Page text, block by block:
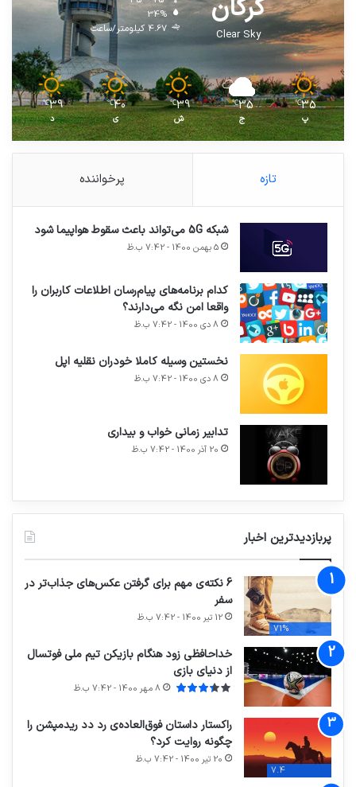
گرگان
Clear Sky
34%
4.67 کیلومتر/ساعت
35
℃
پ
35
℃
ج
39
℃
ش
40
℃
ی
39
℃
د
تازه پرخواننده
شبکه 5G می‌تواند باعث سقوط هواپیما شود
5 بهمن 1400 - 7:42 ب.ظ
کدام برنامه‌های پیام‌رسان اطلاعات کاربران را
واقعا امن نگه می‌دارند؟
8 دی 1400 - 7:42 ب.ظ
نخستین وسیله کاملا خودران نقلیه اپل
8 دی 1400 - 7:42 ب.ظ
تدابیر زمانی خواب و بیداری
20 آذر 1400 - 7:42 ب.ظ
پربازدیدترین اخبار
71%
6 نکته‌ی مهم برای گرفتن عکس‌های جذاب‌تر در
سفر
12 تیر 1400 - 7:42 ب.ظ
خداحافظی زود هنگام بازیکن تیم ملی فوتسال
از دنیای بازی
8 مهر 1400 - 7:42 ب.ظ
7.4
راکستار داستان فوق‌العاده‌ی رد دد ریدمپشن را
چگونه روایت کرد؟
20 تیر 1400 - 7:42 ب.ظ